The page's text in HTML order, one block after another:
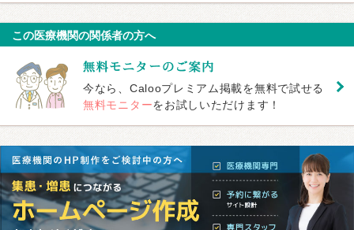
この医療機関の関係者の方へ
今なら、Calooプレミアム掲載を無料で試せる
無料モニターをお試しいただけます！